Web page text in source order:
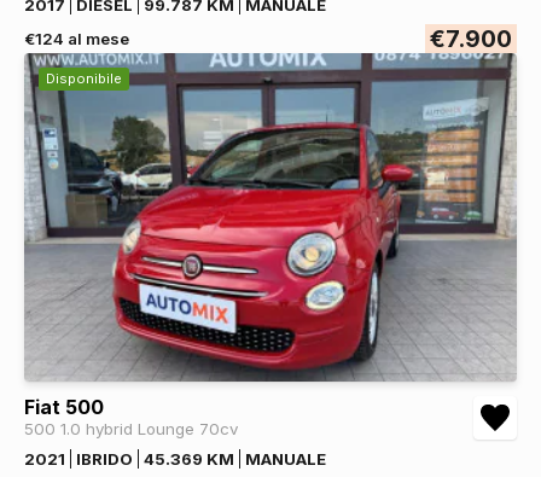
2017
DIESEL 99.787 KM
MANUALE
€124 al mese
€7.900
Disponibile
Fiat 500
500 1.0 hybrid Lounge 70cv
2021
IBRIDO 45.369 KM
MANUALE